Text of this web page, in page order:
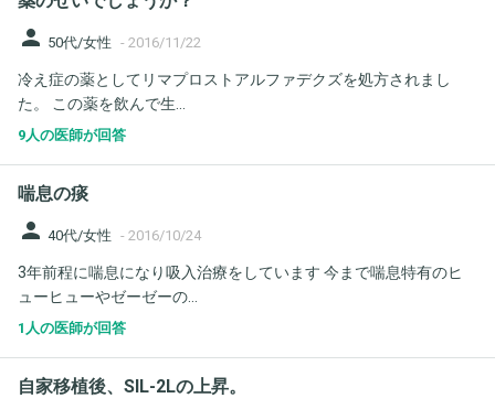
person 50代/女性 - 2016/11/22
冷え症の薬としてリマプロストアルファデクズを処方されまし
た。 この薬を飲んで生...
9人の医師が回答
喘息の痰
person 40代/女性 - 2016/10/24
3年前程に喘息になり吸入治療をしています 今まで喘息特有のヒ
ューヒューやゼーゼーの...
1人の医師が回答
自家移植後、SIL-2Lの上昇。